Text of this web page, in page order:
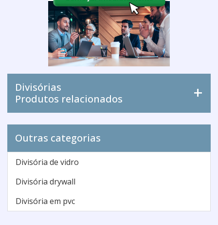
Divisórias
Produtos relacionados
Outras categorias
Divisória de vidro
Divisória drywall
Divisória em pvc